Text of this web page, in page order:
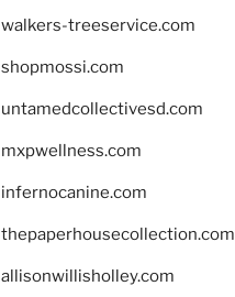
walkers-treeservice.com
shopmossi.com
untamedcollectivesd.com
mxpwellness.com
infernocanine.com
thepaperhousecollection.com
allisonwillisholley.com